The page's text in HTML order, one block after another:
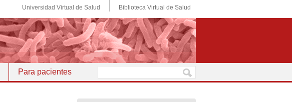
Universidad Virtual de Salud Biblioteca Virtual de Salud
Para pacientes